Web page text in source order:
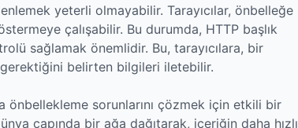
yeterli olmayabilir. Tarayıcılar, önbelleğe
çalışabilir. Bu durumda, HTTP başlık
sağlamak önemlidir. Bu, tarayıcılara, bir
gerektiğini belirten bilgileri iletebilir.
önbellekleme sorunlarını çözmek için etkili bir
çapında bir ağa dağıtarak, içeriğin daha hızlı